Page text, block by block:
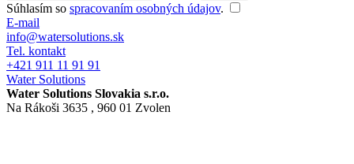
Súhlasím so spracovaním osobných údajov.
E-mail
info@watersolutions.sk
Tel. kontakt
+421 911 11 91 91
Water Solutions
Water Solutions Slovakia s.r.o.
Na Rákoši 3635 , 960 01 Zvolen